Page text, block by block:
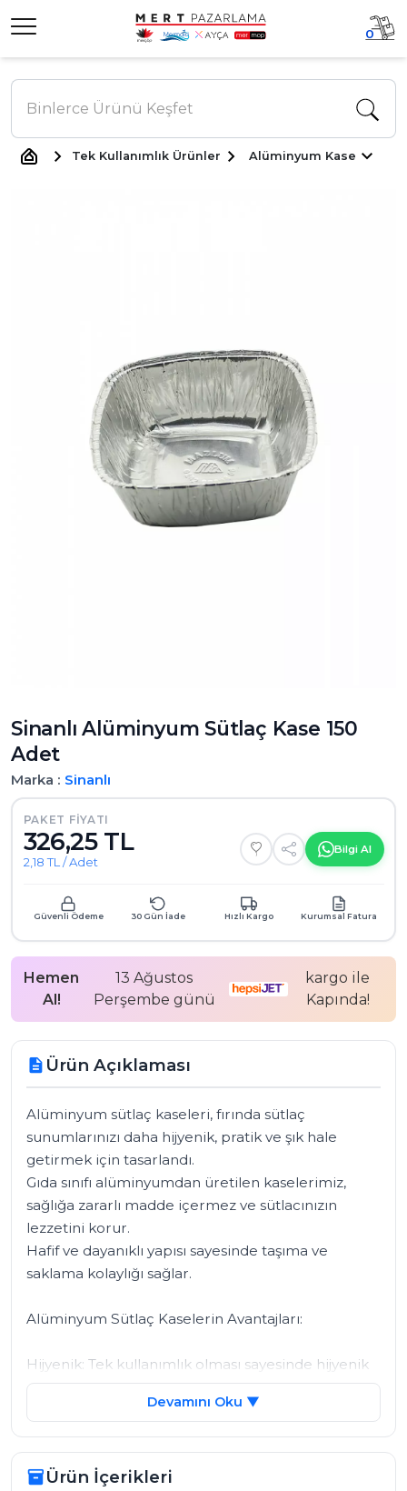
0
Tek Kullanımlık Ürünler Alüminyum Kase
Sinanlı Alüminyum Sütlaç Kase 150
Adet
Marka : Sinanlı
PAKET FIYATI
326,25 TL
2,18 TL / Adet
Bilgi Al
Güvenli Ödeme 30 Gün İade Hızlı Kargo Kurumsal Fatura
Hemen
Al!
13 Ağustos
Perşembe günü
kargo ile
Kapında!
description Ürün Açıklaması
Alüminyum sütlaç kaseleri, fırında sütlaç
sunumlarınızı daha hijyenik, pratik ve şık hale
getirmek için tasarlandı.
Gıda sınıfı alüminyumdan üretilen kaselerimiz,
sağlığa zararlı madde içermez ve sütlacınızın
lezzetini korur.
Hafif ve dayanıklı yapısı sayesinde taşıma ve
saklama kolaylığı sağlar.
Alüminyum Sütlaç Kaselerin Avantajları:
Hijyenik: Tek kullanımlık olması sayesinde hijyenik
bir sunum sağlar.
Pratik: Kolayca taşınabilir ve saklanabilir.
Şık: Sütlaç sunumlarınıza modern bir görünüm
kazandırır.
Ekonomik: Toptan alımlarda uygun fiyat avantajı
Devamını Oku ▼
inventory_2Ürün İçerikleri